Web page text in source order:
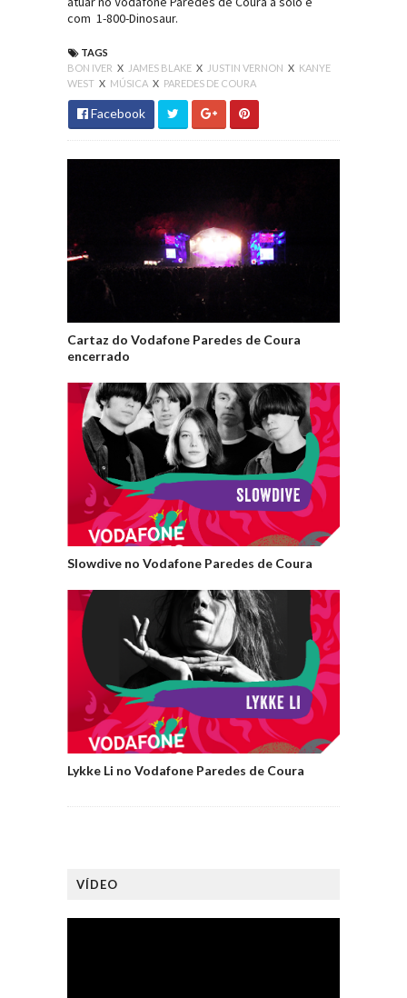
com 1-800-Dinosaur.
TAGS
BON IVER X JAMES BLAKE X JUSTIN VERNON X KANYE
WEST X MÚSICA X PAREDES DE COURA
Facebook
Cartaz do Vodafone Paredes de Coura
encerrado
Slowdive no Vodafone Paredes de Coura
Lykke Li no Vodafone Paredes de Coura
VÍDEO